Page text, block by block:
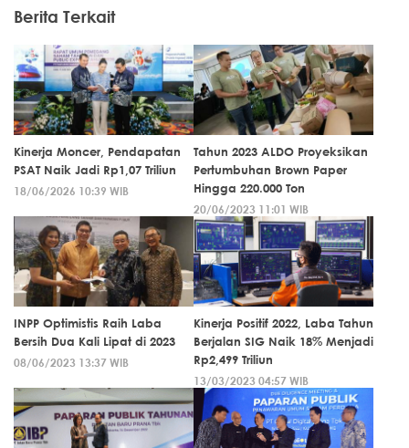
Berita Terkait
Kinerja Moncer, Pendapatan
PSAT Naik Jadi Rp1,07 Triliun
18/06/2026 10:39 WIB
Tahun 2023 ALDO Proyeksikan
Pertumbuhan Brown Paper
Hingga 220.000 Ton
20/06/2023 11:01 WIB
INPP Optimistis Raih Laba
Bersih Dua Kali Lipat di 2023
08/06/2023 13:37 WIB
Kinerja Positif 2022, Laba Tahun
Berjalan SIG Naik 18% Menjadi
Rp2,499 Triliun
13/03/2023 04:57 WIB